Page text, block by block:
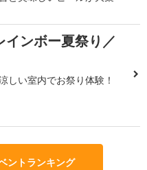
インボー夏祭り／
しい室内でお祭り体験！
ントランキング